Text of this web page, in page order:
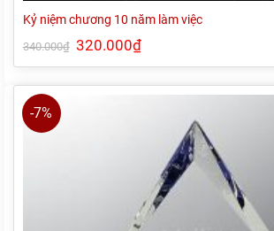
Kỷ niệm chương 10 năm làm việc
340.000₫ Giá
gốc
là:
320.000₫Giá
hiện
tại
320.000₫.
-7%